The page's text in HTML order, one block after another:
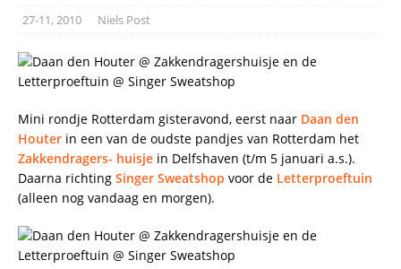
27-11, 2010 Niels Post
Mini rondje Rotterdam gisteravond, eerst naar Daan den
Houter in een van de oudste pandjes van Rotterdam het
Zakkendragers- huisje in Delfshaven (t/m 5 januari a.s.).
Daarna richting Singer Sweatshop voor de Letterproeftuin
(alleen nog vandaag en morgen).